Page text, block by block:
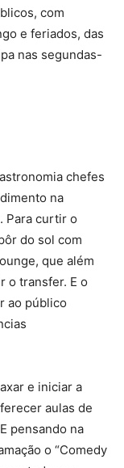
com
e feriados, das
nas segundas-
chefes
na
Para curtir o
do sol com
que além
o transfer. E o
ao público
e iniciar a
aulas de
pensando na
o “Comedy